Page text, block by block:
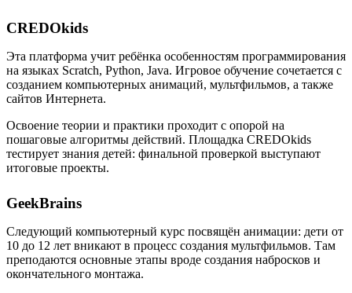
CREDOkids
Эта платформа учит ребёнка особенностям программирования
на языках Scratch, Python, Java. Игровое обучение сочетается с
созданием компьютерных анимаций, мультфильмов, а также
сайтов Интернета.
Освоение теории и практики проходит с опорой на
пошаговые алгоритмы действий. Площадка CREDOkids
тестирует знания детей: финальной проверкой выступают
итоговые проекты.
GeekBrains
Следующий компьютерный курс посвящён анимации: дети от
10 до 12 лет вникают в процесс создания мультфильмов. Там
преподаются основные этапы вроде создания набросков и
окончательного монтажа.